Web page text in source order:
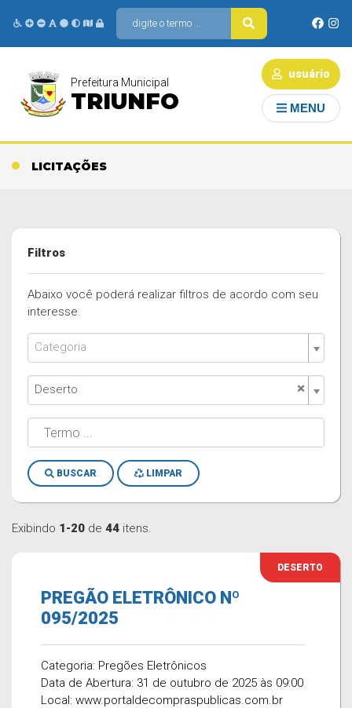
usuário
Prefeitura Municipal
TRIUNFO MENU
LICITAÇÕES
Exibindo 1-20 de 44 itens.
DESERTO
PREGÃO ELETRÔNICO Nº
095/2025
Categoria: Pregões Eletrônicos
Data de Abertura: 31 de outubro de 2025 às 09:00
Local: www.portaldecompraspublicas.com.br
Filtros
Abaixo você poderá realizar filtros de acordo com seu
interesse.
Categoria
×
Deserto
BUSCAR LIMPAR